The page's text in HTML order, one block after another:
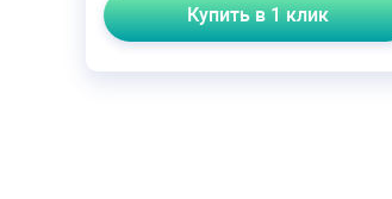
Купить в 1 клик